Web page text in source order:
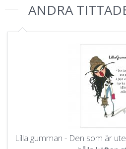
ANDRA
Lilla gumman - Den som är